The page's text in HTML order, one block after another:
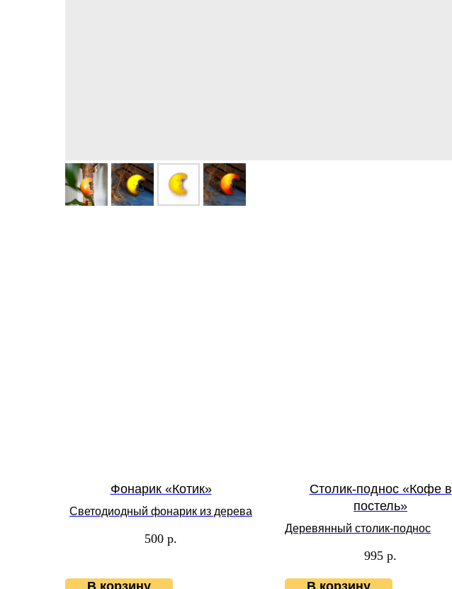
Фонарик «Котик»
Светодиодный фонарик из дерева
500 р.
В корзину
Столик-поднос «Кофе в
постель»
Деревянный столик-поднос
995 р.
В корзину